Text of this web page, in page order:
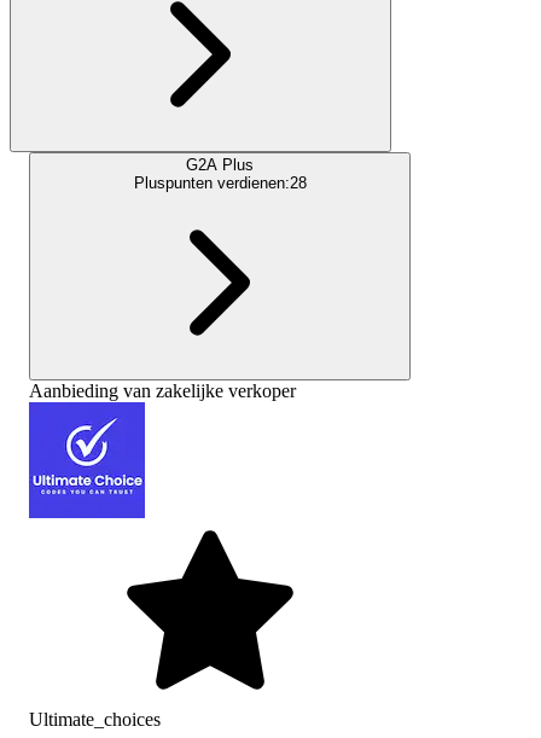
G2A Plus
Pluspunten verdienen:28
Aanbieding van zakelijke verkoper
Ultimate_choices